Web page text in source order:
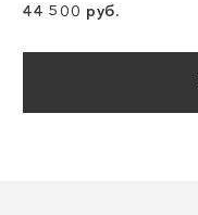
44 500 руб.